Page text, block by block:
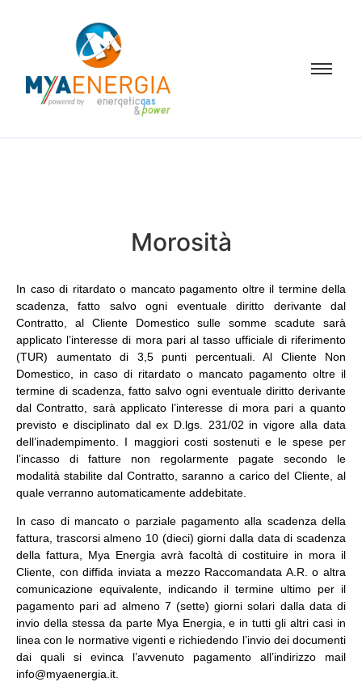
Morosità
In caso di ritardato o mancato pagamento oltre il termine della
scadenza, fatto salvo ogni eventuale diritto derivante dal
Contratto, al Cliente Domestico sulle somme scadute sarà
applicato l’interesse di mora pari al tasso ufficiale di riferimento
(TUR) aumentato di 3,5 punti percentuali. Al Cliente Non
Domestico, in caso di ritardato o mancato pagamento oltre il
termine di scadenza, fatto salvo ogni eventuale diritto derivante
dal Contratto, sarà applicato l’interesse di mora pari a quanto
previsto e disciplinato dal ex D.lgs. 231/02 in vigore alla data
dell’inadempimento. I maggiori costi sostenuti e le spese per
l’incasso di fatture non regolarmente pagate secondo le
modalità stabilite dal Contratto, saranno a carico del Cliente, al
quale verranno automaticamente addebitate.
In caso di mancato o parziale pagamento alla scadenza della
fattura, trascorsi almeno 10 (dieci) giorni dalla data di scadenza
della fattura, Mya Energia avrà facoltà di costituire in mora il
Cliente, con diffida inviata a mezzo Raccomandata A.R. o altra
comunicazione equivalente, indicando il termine ultimo per il
pagamento pari ad almeno 7 (sette) giorni solari dalla data di
invio della stessa da parte Mya Energia, e in tutti gli altri casi in
linea con le normative vigenti e richiedendo l’invio dei documenti
dai quali si evinca l’avvenuto pagamento all’indirizzo mail
info@myaenergia.it.